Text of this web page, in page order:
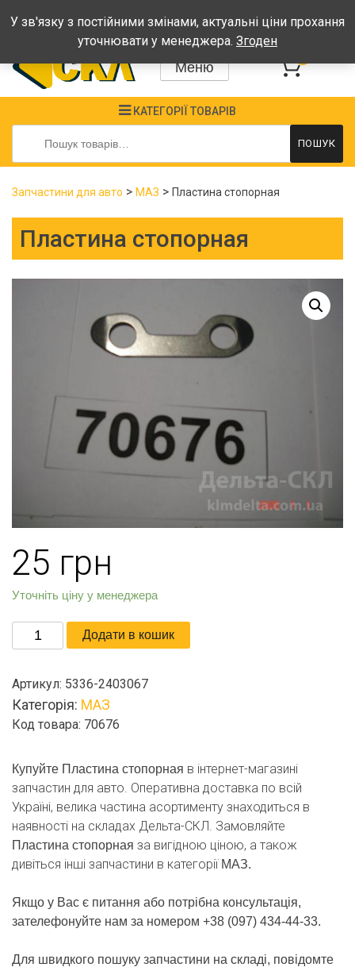
Графік: Пн-Пт: 08:00-17:00, Сб-Нд - вихідні
Меню
КАТЕГОРІЇ ТОВАРІВ
Шукати:
ПОШУК
Запчастини для авто > МАЗ > Пластина стопорная
Пластина стопорная
25 грн
Уточніть ціну у менеджера
Пластина
стопорная
Додати в кошик
Артикул: 5336-2403067
Категорія: МАЗ
Код товара: 70676
Купуйте Пластина стопорная в інтернет-магазині
запчастин для авто. Оперативна доставка по всій
Україні, велика частина асортименту знаходиться в
наявності на складах Дельта-СКЛ. Замовляйте
Пластина стопорная за вигідною ціною, а також
дивіться інші запчастини в категоріїМАЗ.
Якщо у Вас є питання або потрібна консультація,
зателефонуйте нам за номером +38 (097) 434-44-33.
Для швидкого пошуку запчастини на складі, повідомте
У зв'язку з постійними змінами, актуальні ціни прохання
уточнювати у менеджера. Згоден